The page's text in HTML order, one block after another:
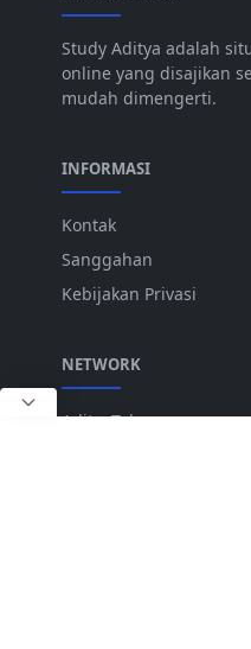
Study Aditya adalah
online yang disajikan
mudah dimengerti.
INFORMASI
Kontak
Sanggahan
Kebijakan Privasi
NETWORK
AdityaTekno